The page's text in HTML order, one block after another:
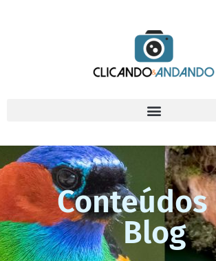
Conteúdos
Blog